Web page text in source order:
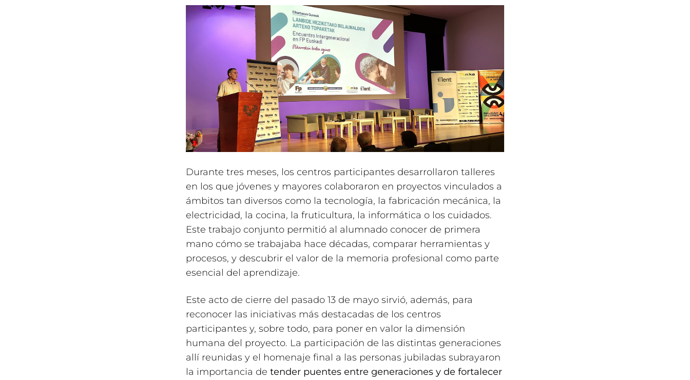
Durante tres meses, los centros participantes desarrollaron talleres
en los que jóvenes y mayores colaboraron en proyectos vinculados a
ámbitos tan diversos como la tecnología, la fabricación mecánica, la
electricidad, la cocina, la fruticultura, la informática o los cuidados.
Este trabajo conjunto permitió al alumnado conocer de primera
mano cómo se trabajaba hace décadas, comparar herramientas y
procesos, y descubrir el valor de la memoria profesional como parte
esencial del aprendizaje.
Este acto de cierre del pasado 13 de mayo sirvió, además, para
reconocer las iniciativas más destacadas de los centros
participantes y, sobre todo, para poner en valor la dimensión
humana del proyecto. La participación de las distintas generaciones
allí reunidas y el homenaje final a las personas jubiladas subrayaron
la importancia de tender puentes entre generaciones y de fortalecer